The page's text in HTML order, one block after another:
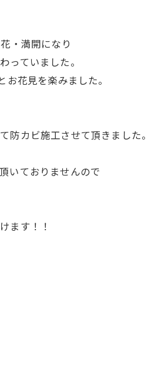
・満開になり
っていました。
花見を楽みました。
防カビ施工させて頂きました。
いておりませんので
ます！！